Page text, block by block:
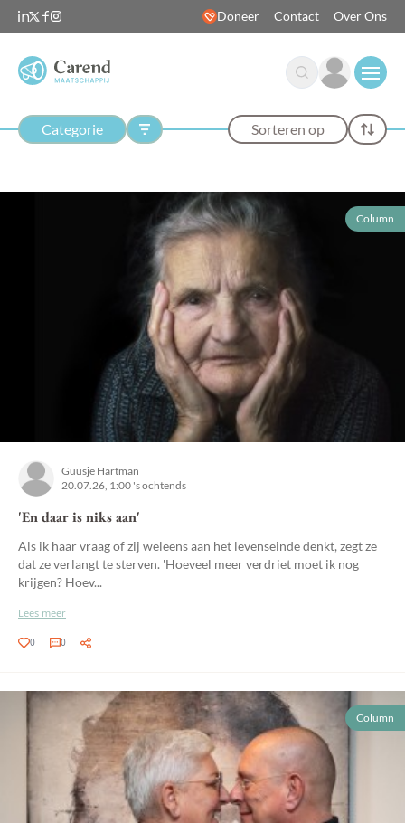
Doneer Contact Over Ons
Categorie Sorteren op
Column
Guusje Hartman
20.07.26, 1:00 's ochtends
'En daar is niks aan'
Als ik haar vraag of zij weleens aan het levenseinde denkt, zegt ze
dat ze verlangt te sterven. 'Hoeveel meer verdriet moet ik nog
krijgen? Hoev...
Lees meer
0 0
Column